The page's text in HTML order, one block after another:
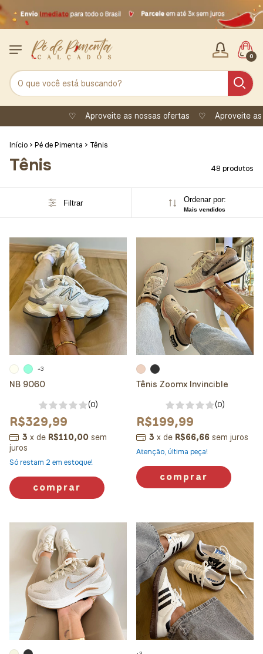
0
Aproveite as nossas ofertas ♡ Aproveite as nossas ofertas
Início > Pé de Pimenta > Tênis
Tênis 48 produtos
Filtrar Ordenar por:
Mais vendidos
NB 9060
(0)
R$329,99
3 x de R$110,00 sem
juros
Só restam 2 em estoque!
+3
comprar
Tênis Zoomx Invincible
(0)
R$199,99
3 x de R$66,66 sem juros
Atenção, última peça!
comprar